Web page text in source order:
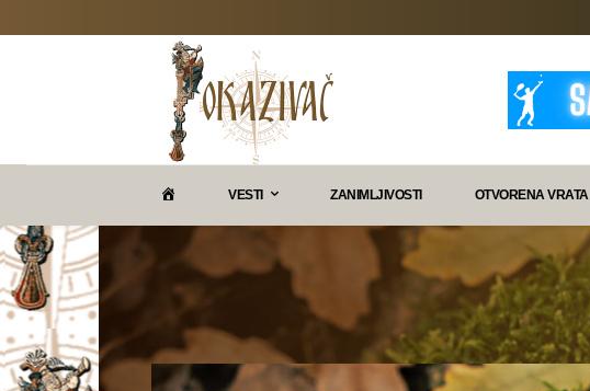
A
VESTI ZANIMLJIVOSTI OTVORENA VRATA